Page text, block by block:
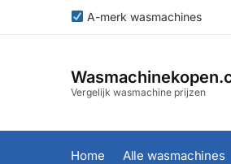
A-merk wasmachines
Vergelijk wasmachine prijzen
Home Alle wasmachines